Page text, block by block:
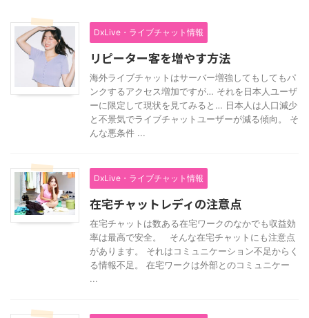
DxLive・ライブチャット情報
リピーター客を増やす方法
海外ライブチャットはサーバー増強してもしてもパ
ンクするアクセス増加ですが… それを日本人ユーザ
ーに限定して現状を見てみると… 日本人は人口減少
と不景気でライブチャットユーザーが減る傾向。 そ
んな悪条件 ...
DxLive・ライブチャット情報
在宅チャットレディの注意点
在宅チャットは数ある在宅ワークのなかでも収益効
率は最高で安全。 そんな在宅チャットにも注意点
があります。 それはコミュニケーション不足からく
る情報不足。 在宅ワークは外部とのコミュニケー
...